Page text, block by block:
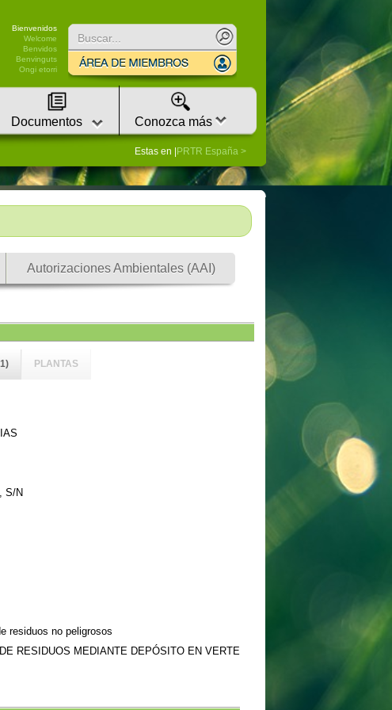
Bienvenidos
Welcome
Benvidos
Benvinguts
Ongi etorri
Documentos Conozca más
Estas en | PRTR España
Autorizaciones Ambientales (AAI)
PLANTAS
S/N
residuos no peligrosos
RESIDUOS MEDIANTE DEPÓSITO EN VERTE